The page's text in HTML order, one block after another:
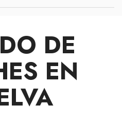
DE
EN